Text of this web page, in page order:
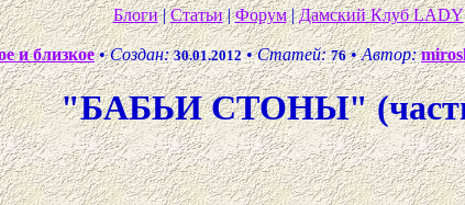
Блоги|Статьи|Форум|Дамский Клуб LADY
и близкое•Создан: 30.01.2012•Статей: 76•Автор:
"БАБЬИ СТОНЫ"